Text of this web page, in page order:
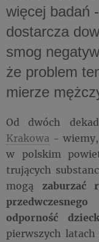
więcej badań
dostarcza
smog
że problem
mierze
Od dwóch
Krakowa -
w polskim
trujących
mogą zaburzać
odporność
pierwszych